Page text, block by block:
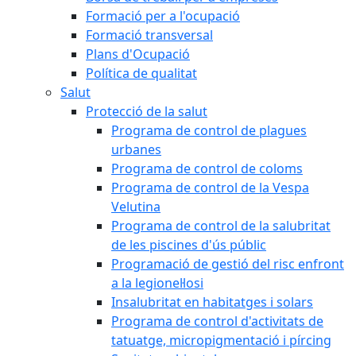
Formació per a l'ocupació
Formació transversal
Plans d'Ocupació
Política de qualitat
Salut
Protecció de la salut
Programa de control de plagues
urbanes
Programa de control de coloms
Programa de control de la Vespa
Velutina
Programa de control de la salubritat
de les piscines d'ús públic
Programació de gestió del risc enfront
a la legionel·losi
Insalubritat en habitatges i solars
Programa de control d'activitats de
tatuatge, micropigmentació i pírcing